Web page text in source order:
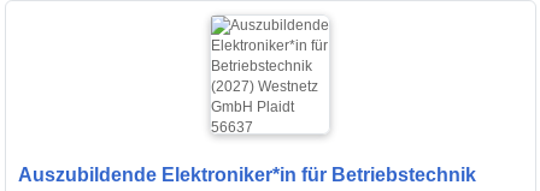
Auszubildende Elektroniker*in für Betriebstechnik